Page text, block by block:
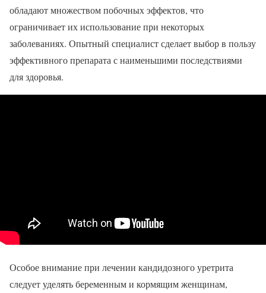
обладают множеством побочных эффектов, что
ограничивает их использование при некоторых
заболеваниях. Опытный специалист сделает выбор в пользу
эффективного препарата с наименьшими последствиями
для здоровья.
Особое внимание при лечении кандидозного уретрита
следует уделять беременным и кормящим женщинам,